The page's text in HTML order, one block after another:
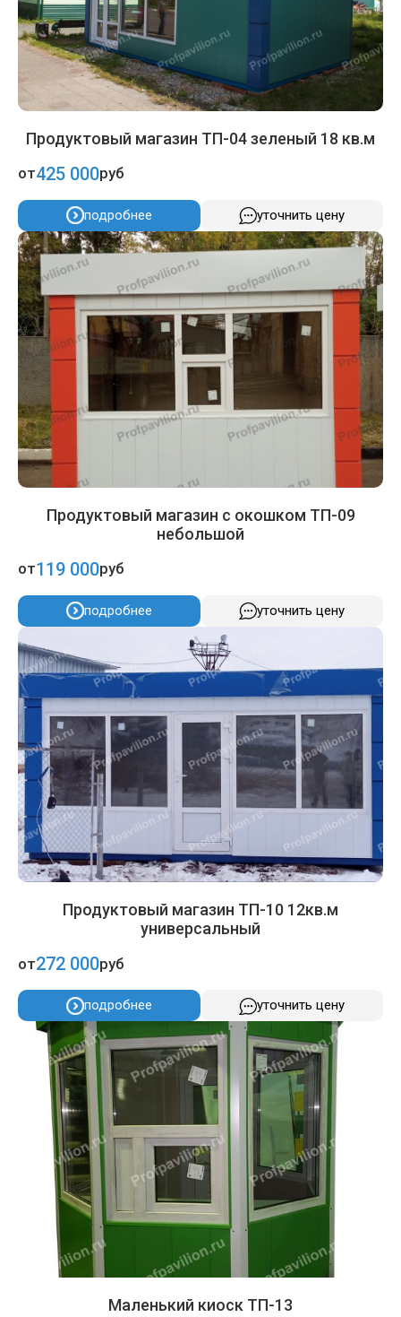
Продуктовый магазин ТП-04 зеленый 18 кв.м
от425 000руб
подробнее уточнить цену
Продуктовый магазин с окошком ТП-09
небольшой
от119 000руб
подробнее уточнить цену
Продуктовый магазин ТП-10 12кв.м
универсальный
от272 000руб
подробнее уточнить цену
Маленький киоск ТП-13